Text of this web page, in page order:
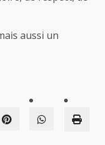
aussi un